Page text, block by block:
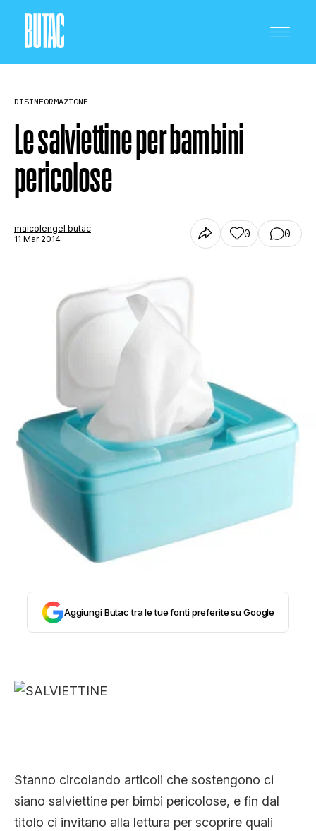
CRONACA E POLITICA
SCIENZA E TECNOLOGIA
SALUTE E MEDICINA
STORIA E CITAZIONI
INTRATTENIMENTO
COMPLOTTI, LEGGENDE URBANE ED
EVERGREEN
EDITORIALI
TRUFFE E SOCIAL NETWORK
CONTATTI
DISINFORMAZIONE
Le salviettine per bambini
pericolose
maicolengel butac
11 Mar 2014
0 0
Aggiungi Butac tra le tue fonti preferite su Google
Stanno circolando articoli che sostengono ci
siano salviettine per bimbi pericolose, e fin dal
titolo ci invitano alla lettura per scoprire quali